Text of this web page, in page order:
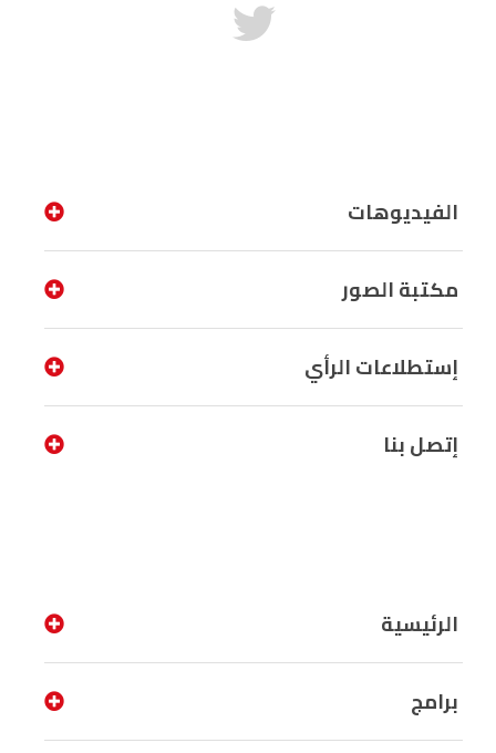
الفيديوهات
مكتبة الصور
إستطلاعات الرأي
إتصل بنا
الرئيسية
برامج